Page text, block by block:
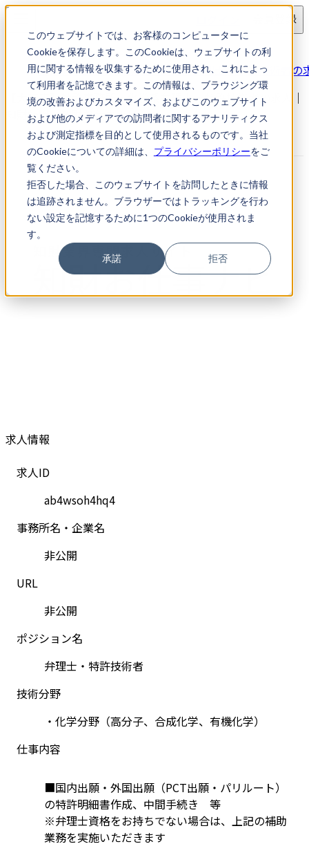
このウェブサイトでは、お客様のコンピューターに
Cookieを保存します。このCookieは、ウェブサイトの利
用に関する情報を収集するために使用され、これによっ
て利用者を記憶できます。この情報は、ブラウジング環
境の改善およびカスタマイズ、およびこのウェブサイト
および他のメディアでの訪問者に関するアナリティクス
および測定指標を目的として使用されるものです。当社
のCookieについての詳細は、 プライバシーポリシーをご
覧ください。
拒否した場合、このウェブサイトを訪問したときに情報
は追跡されません。ブラウザーではトラッキングを行わ
ない設定を記憶するために1つのCookieが使用されま
す。
承諾 拒否
会員登録
求人検索
【大阪市】特許事務所・化学系弁理士・特許技術者の
【大阪市】特許事務所・化学系弁理士・特許技術者の求人｜
知財転職・知財お仕事ナビ
求人情報
求人ID
ab4wsoh4hq4
事務所名・企業名
非公開
URL
非公開
ポジション名
弁理士・特許技術者
技術分野
・化学分野（高分子、合成化学、有機化学）
仕事内容
■国内出願・外国出願（PCT出願・パリルート）
の特許明細書作成、中間手続き　等
※弁理士資格をお持ちでない場合は、上記の補助
業務を実施いただきます